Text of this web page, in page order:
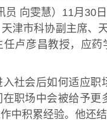
员 向雯慧）11月30
津市科协副主席、
卢彦昌教授，应
会后如何适应职
职场中会被给予
中积累经验。他还